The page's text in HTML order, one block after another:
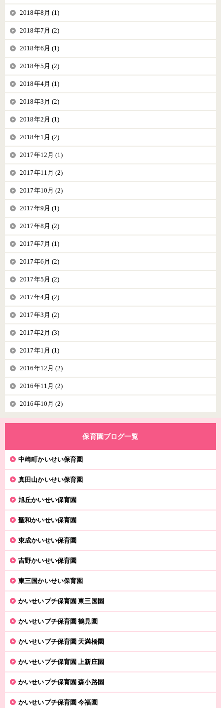
2018年8月 (1)
2018年7月 (2)
2018年6月 (1)
2018年5月 (2)
2018年4月 (1)
2018年3月 (2)
2018年2月 (1)
2018年1月 (2)
2017年12月 (1)
2017年11月 (2)
2017年10月 (2)
2017年9月 (1)
2017年8月 (2)
2017年7月 (1)
2017年6月 (2)
2017年5月 (2)
2017年4月 (2)
2017年3月 (2)
2017年2月 (3)
2017年1月 (1)
2016年12月 (2)
2016年11月 (2)
2016年10月 (2)
保育園ブログ一覧
中崎町かいせい保育園
真田山かいせい保育園
旭丘かいせい保育園
聖和かいせい保育園
東成かいせい保育園
吉野かいせい保育園
東三国かいせい保育園
かいせいプチ保育園 東三国園
かいせいプチ保育園 鶴見園
かいせいプチ保育園 天満橋園
かいせいプチ保育園 上新庄園
かいせいプチ保育園 森小路園
かいせいプチ保育園 今福園